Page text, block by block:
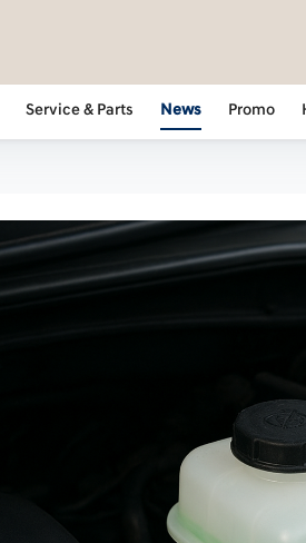
Service & Parts News Promo